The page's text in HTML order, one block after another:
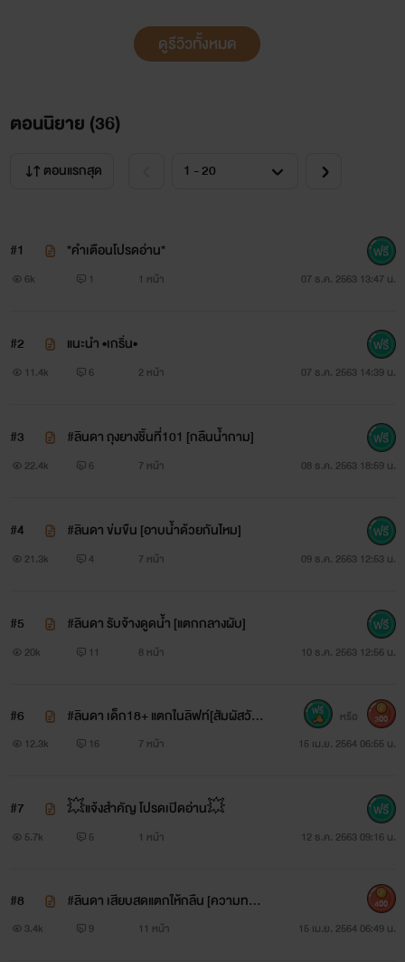
จะทำให้โลกสวยของใครหลายคน
ดูรีวิวทั้งหมด
ตอนนิยาย (36)
ตอนแรกสุด
#1 *คำเตือนโปรดอ่าน*
6k 1 1 หน้า 07 ธ.ค. 2563 13:47 น.
#2 แนะนำ •เกริ่น•
11.4k 6 2 หน้า 07 ธ.ค. 2563 14:39 น.
#3 #ลินดา ถุงยางชิ้นที่101 [กลืนน้ำกาม]
22.4k 6 7 หน้า 08 ธ.ค. 2563 18:59 น.
#4 #ลินดา ข่มขืน [อาบน้ำด้วยกันไหม]
21.3k 4 7 หน้า 09 ธ.ค. 2563 12:53 น.
#5 #ลินดา รับจ้างดูดน้ำ [แตกกลางผับ]
20k 11 8 หน้า 10 ธ.ค. 2563 12:56 น.
#6
#ลินดา เด็ก18+ แตกในลิฟท์[สัมผัสวัยซิ
12.3k 16 7 หน้า 15 เม.ย. 2564 06:55 น.
หรือ 300
#7 💥แจ้งสำคัญ โปรดเปิดอ่าน💥
5.7k 5 1 หน้า 12 ธ.ค. 2563 09:16 น.
#8
#ลินดา เสียบสดแตกให้กลืน [ความทรม
าน]
3.4k 9 11 หน้า 15 เม.ย. 2564 06:49 น.
400